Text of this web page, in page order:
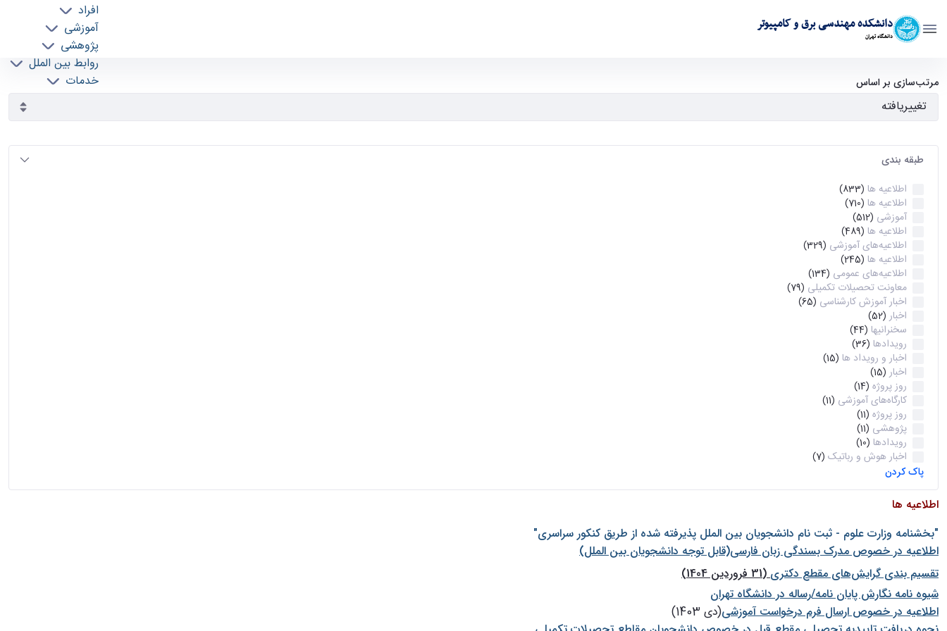
دانشکده مهندسی برق و کامپیوتر
دانشگاه تهران
افراد
آموزشی
پژوهشی
روابط بین الملل
خدمات
آرشیو اطلاعیه ها - ece- دانشکده مهندسی برق و کامپیوتر
مرتب‌سازی بر اساس
طبقه بندی
اطلاعیه ها (833)
اطلاعیه ها (710)
آموزشی (512)
اطلاعیه ها (489)
اطلاعیه‌های‌ آموزشی (329)
اطلاعیه ها (245)
اطلاعیه‌های عمومی (134)
معاونت تحصیلات تکمیلی (79)
اخبار آموزش کارشناسی (65)
اخبار (52)
سخنرانیها (44)
رویدادها (36)
اخبار و رویداد ها (15)
اخبار (15)
روز پروژه (14)
کارگاه‌های آموزشی (11)
روز پروژه (11)
پژوهشی (11)
رویدادها (10)
اخبار هوش و رباتیک (7)
پاک کردن
اطلاعیه ها
"بخشنامه وزارت علوم - ثبت نام دانشجويان بين الملل پذيرفته شده از طريق كنكور سراسری"
اطلاعیه در خصوص مدرک بسندگی زبان فارسی(قابل توجه دانشجویان بین الملل)
تقسیم بندی گرایش‌های مقطع دکتری(31 فروردین 1404)
شيوه نامه نگارش پايان نامه/رساله در دانشگاه تهران
اطلاعیه در خصوص ارسال فرم درخواست آموزشی(دی 1403)